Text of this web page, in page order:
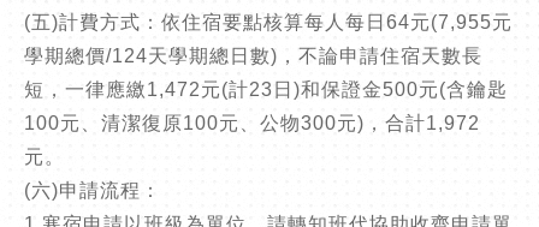
(五)計費方式：依住宿要點核算每人每日64元(7,955元
學期總價/124天學期總日數)，不論申請住宿天數長
短，一律應繳1,472元(計23日)和保證金500元(含鑰匙
100元、清潔復原100元、公物300元)，合計1,972
元。
(六)申請流程：